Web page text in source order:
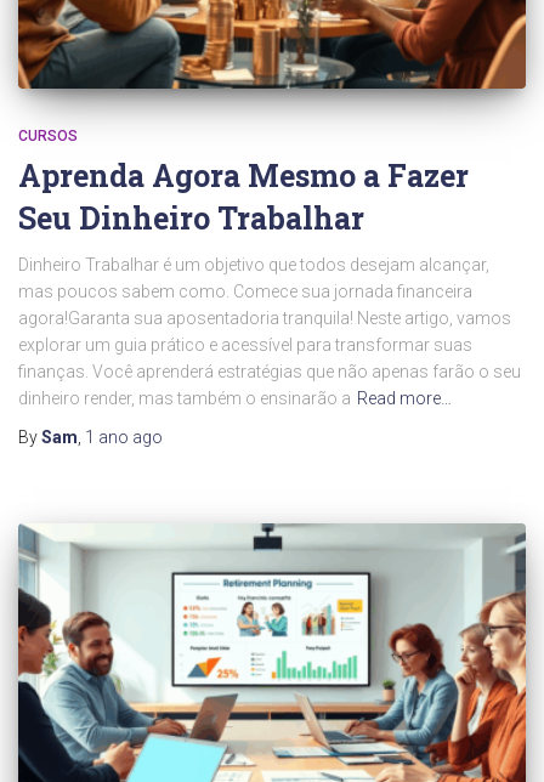
CURSOS
Aprenda Agora Mesmo a Fazer
Seu Dinheiro Trabalhar
Dinheiro Trabalhar é um objetivo que todos desejam alcançar,
mas poucos sabem como. Comece sua jornada financeira
agora!Garanta sua aposentadoria tranquila! Neste artigo, vamos
explorar um guia prático e acessível para transformar suas
finanças. Você aprenderá estratégias que não apenas farão o seu
dinheiro render, mas também o ensinarão a Read more…
BySam 1 ano ago